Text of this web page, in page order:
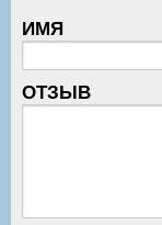
ИМЯ
ОТЗЫВ